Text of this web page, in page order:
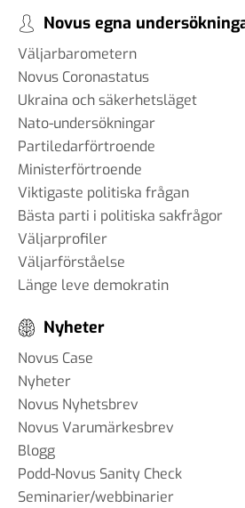
Novus egna
Väljarbarometern
Novus Coronastatus
Ukraina och säkerhetsläget
Nato-undersökningar
Partiledarförtroende
Ministerförtroende
Viktigaste politiska frågan
Bästa parti i politiska sakfrågor
Väljarprofiler
Väljarförståelse
Länge leve demokratin
Nyheter
Novus Case
Nyheter
Novus Nyhetsbrev
Novus Varumärkesbrev
Blogg
Podd-Novus Sanity Check
Seminarier/webbinarier